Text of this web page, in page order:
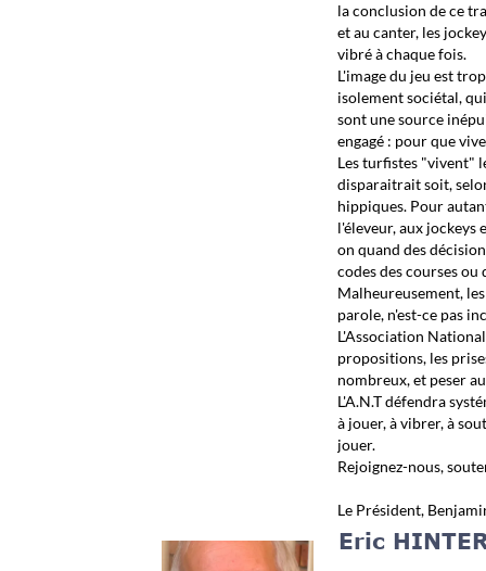
la conclusion de ce
et au canter, les
vibré à chaque fois.
L'image du jeu est
isolement sociétal,
sont une source
engagé : pour que
Les turfistes "vivent"
disparaitrait soit,
hippiques. Pour
l'éleveur, aux jockeys
on quand des
codes des courses ou
Malheureusement,
parole, n'est-ce pas
L'Association
propositions, les
nombreux, et peser
L'A.N.T défendra
à jouer, à vibrer, à
jouer.
Rejoignez-nous,
Le Président,
Eric